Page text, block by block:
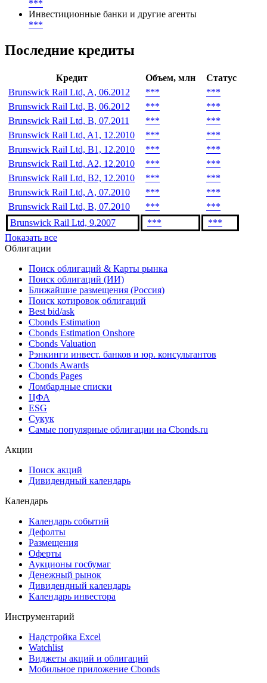
***
Инвестиционные банки и другие агенты
***
Последние кредиты
Кредит Объем, млн
Статус
Brunswick Rail Ltd, A, 06.2012
***
***
Brunswick Rail Ltd, B, 06.2012
***
***
Brunswick Rail Ltd, B, 07.2011
***
***
Brunswick Rail Ltd, A1, 12.2010
***
***
Brunswick Rail Ltd, B1, 12.2010
***
***
Brunswick Rail Ltd, A2, 12.2010
***
***
Brunswick Rail Ltd, B2, 12.2010
***
***
Brunswick Rail Ltd, A, 07.2010
***
***
Brunswick Rail Ltd, B, 07.2010
***
***
Brunswick Rail Ltd, 9.2007
***
***
Показать все
Облигации
Поиск облигаций & Карты рынка
Поиск облигаций (ИИ)
Ближайшие размещения (Россия)
Поиск котировок облигаций
Best bid/ask
Cbonds Estimation
Cbonds Estimation Onshore
Cbonds Valuation
Рэнкинги инвест. банков и юр. консультантов
Cbonds Awards
Cbonds Pages
Ломбардные списки
ЦФА
ESG
Сукук
Самые популярные облигации на Cbonds.ru
Акции
Поиск акций
Дивидендный календарь
Календарь
Календарь событий
Дефолты
Размещения
Оферты
Аукционы госбумаг
Денежный рынок
Дивидендный календарь
Календарь инвестора
Инструментарий
Надстройка Excel
Watchlist
Виджеты акций и облигаций
Мобильное приложение Cbonds